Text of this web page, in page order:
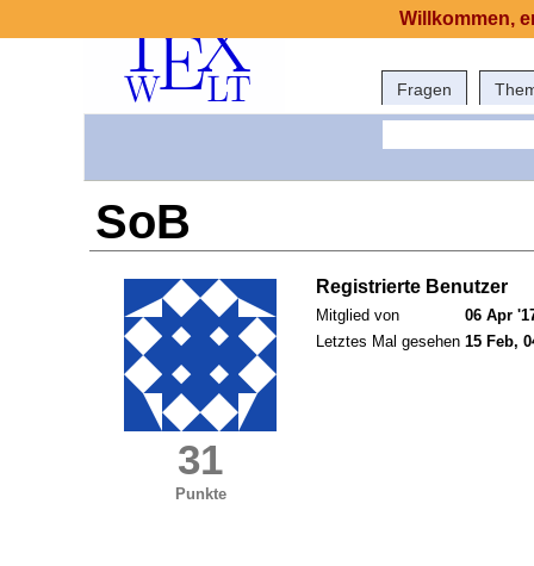
Fragen
SoB
31
Punkte
Registrierte Benutzer
Mitglied von
06 Apr
Letztes Mal gesehen 15 Feb,
Willkommen,